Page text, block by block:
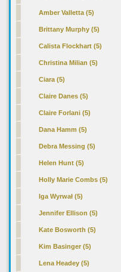
Amber Valletta (5)
Brittany Murphy (5)
Calista Flockhart (5)
Christina Milian (5)
Ciara (5)
Claire Danes (5)
Claire Forlani (5)
Dana Hamm (5)
Debra Messing (5)
Helen Hunt (5)
Holly Marie Combs (5)
Iga Wyrwał (5)
Jennifer Ellison (5)
Kate Bosworth (5)
Kim Basinger (5)
Lena Headey (5)